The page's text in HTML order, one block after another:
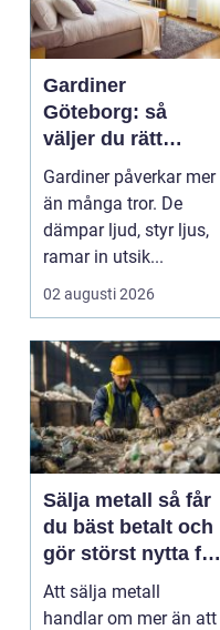
Gardiner
Göteborg: så
väljer du rätt
gardiner för hem
och offentlig miljö
Gardiner påverkar mer
än många tror. De
dämpar ljud, styr ljus,
ramar in utsik...
02 augusti 2026
Sälja metall så får
du bäst betalt och
gör störst nytta för
miljön
Att sälja metall
handlar om mer än att